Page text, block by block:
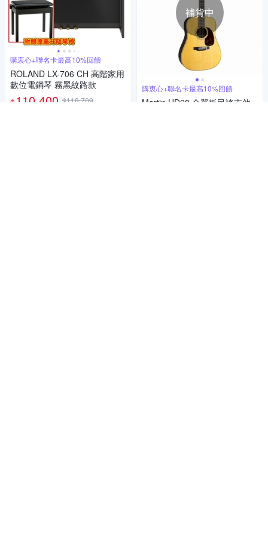
購衷心+聯名卡最高10%回饋
ROLAND LX-706 CH 高階家用
數位電鋼琴 霧黑紋路款
$ 110,400 $118,709
補貨中
購衷心+聯名卡最高10%回饋
Martin HD28 全單板民謠吉他